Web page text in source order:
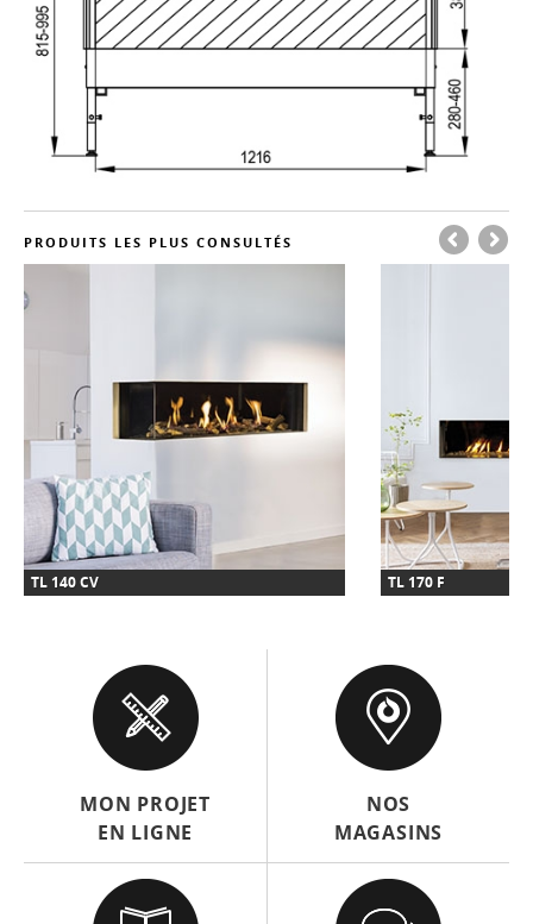
PRODUITS LES PLUS CONSULTÉS
TL 140 CV TL 170 F
MON PROJET
EN LIGNE
NOS
MAGASINS